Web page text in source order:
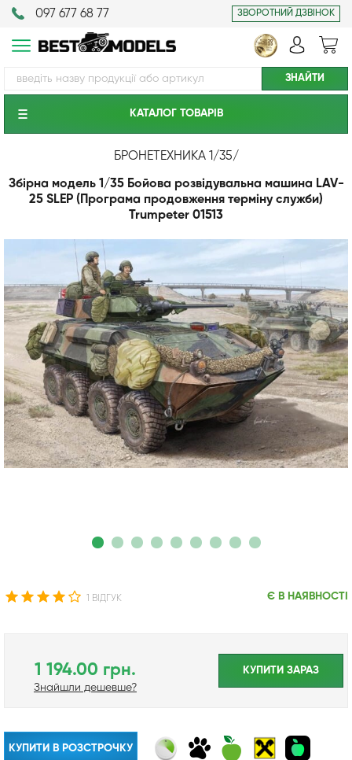
097 677 68 77 ЗВОРОТНИЙ ДЗВІНОК
КАТАЛОГ ТОВАРIВ
БРОНЕТЕХНИКА 1/35/
Збірна модель 1/35 Бойова розвідувальна машина LAV-
25 SLEP (Програма продовження терміну служби)
Trumpeter 01513
1 ВІДГУК Є В НАЯВНОСТІ
1 194.00 грн.
Знайшли дешевше?
КУПИТИ ЗАРАЗ
КУПИТИ В РОЗСТРОЧКУ